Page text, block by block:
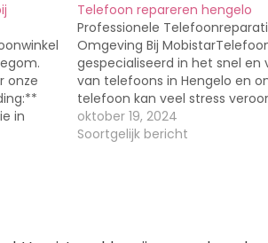
onze
in
u
voor
Telefoon repareren hengelo
Professionele
Omgeving Bij
gespecialiseerd in het snel en
van telefoons in Hengelo en
telefoon kan veel stress
staan voor u klaar om ervoor
telefoon weer als nieuw
oktober 19, 2024
Soortgelijk bericht